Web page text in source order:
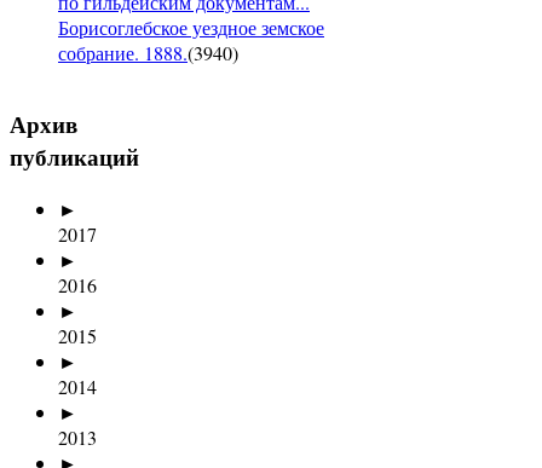
Борисоглебское уездное земское
собрание. 1888.(3940)
Архив
публикаций
►
2017
►
2016
►
2015
►
2014
►
2013
►